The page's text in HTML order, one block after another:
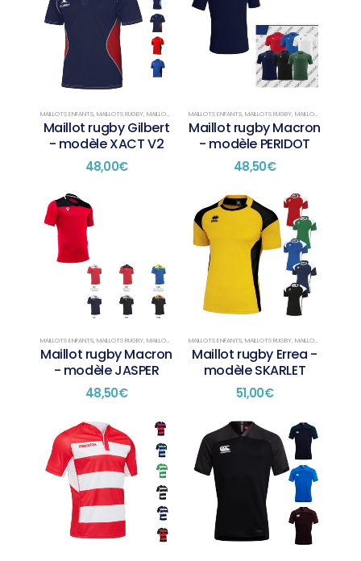
MAILLOTS ENFANTS, MAILLOTS RUGBY, MAILLOTS SUR STOCK
Maillot rugby Gilbert
- modèle XACT V2
48,00€
MAILLOTS ENFANTS, MAILLOTS RUGBY, MAILLOTS SUR STOCK
Maillot rugby Macron
- modèle PERIDOT
48,50€
MAILLOTS ENFANTS, MAILLOTS RUGBY, MAILLOTS SUR STOCK
Maillot rugby Macron
- modèle JASPER
48,50€
MAILLOTS ENFANTS, MAILLOTS RUGBY, MAILLOTS SUR STOCK
Maillot rugby Errea -
modèle SKARLET
51,00€